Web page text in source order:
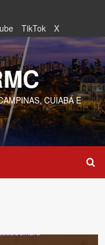
TikTok X
CUIABÁ E